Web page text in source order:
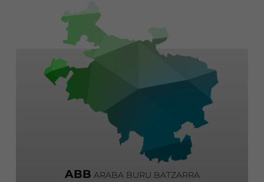
ABB ARABA BURU BATZARRA